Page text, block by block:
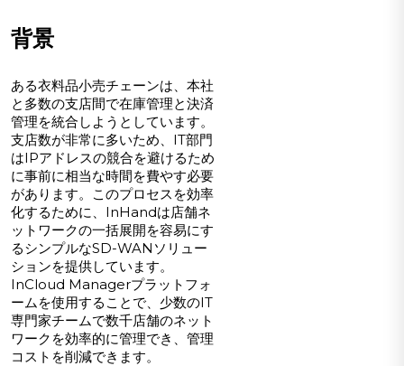
背景
ある衣料品小売チェーンは、本社
と多数の支店間で在庫管理と決済
管理を統合しようとしています。
支店数が非常に多いため、IT部門
はIPアドレスの競合を避けるため
に事前に相当な時間を費やす必要
があります。このプロセスを効率
化するために、InHandは店舗ネ
ットワークの一括展開を容易にす
るシンプルなSD-WANソリュー
ションを提供しています。
InCloud Managerプラットフォ
ームを使用することで、少数のIT
専門家チームで数千店舗のネット
ワークを効率的に管理でき、管理
コストを削減できます。